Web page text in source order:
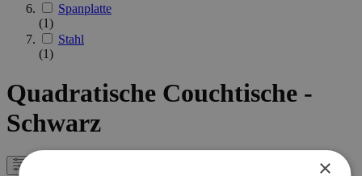
Spanplatte
(1)
Stahl
(1)
Quadratische Couchtische -
Schwarz
×